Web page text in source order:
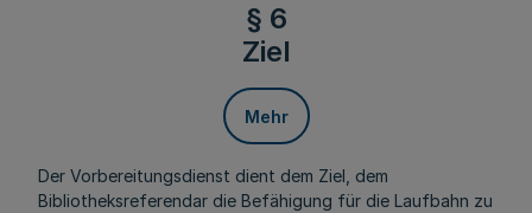
§ 6
Ziel
Mehr
Der Vorbereitungsdienst dient dem Ziel, dem
Bibliotheksreferendar die Befähigung für die Laufbahn zu